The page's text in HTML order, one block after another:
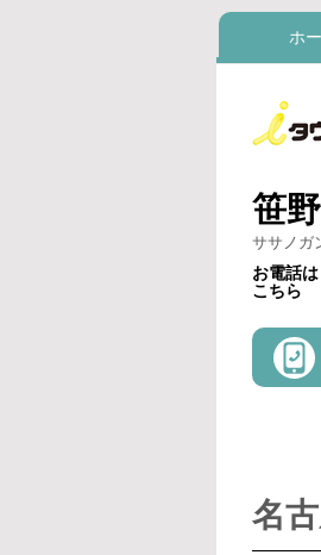
ホ
笹
ササノガ
お電話は
こちら
名